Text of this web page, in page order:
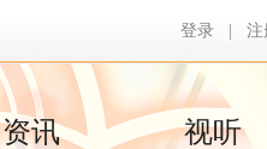
登录 注
资讯 视听